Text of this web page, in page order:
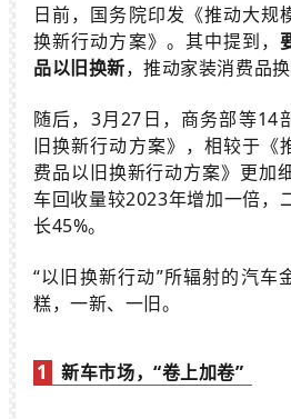
日前，国务院印发《推动大规
换新行动方案》。其中提到，
品以旧换新，推动家装消费品换
随后，3月27日，商务部等14
旧换新行动方案》，相较于《
费品以旧换新行动方案》更加
车回收量较2023年增加一倍，
长45%。
“以旧换新行动”所辐射的汽车
糕，一新、一旧。
1 新车市场，“卷上加卷”